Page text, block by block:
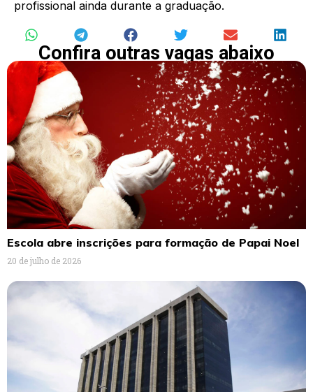
profissional ainda durante a graduação.
Confira outras vagas abaixo
Escola abre inscrições para formação de Papai Noel
20 de julho de 2026